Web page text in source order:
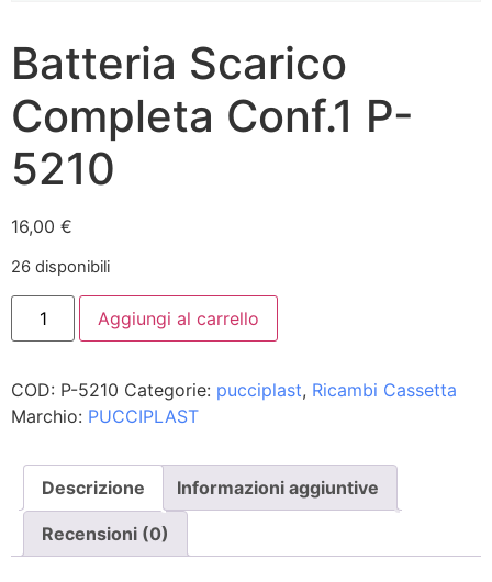
Batteria Scarico
Completa Conf.1 P-
5210
16,00 €
26 disponibili
Aggiungi al carrello
COD: P-5210 Categorie: pucciplast, Ricambi Cassetta
Marchio: PUCCIPLAST
Descrizione Informazioni aggiuntive
Recensioni (0)